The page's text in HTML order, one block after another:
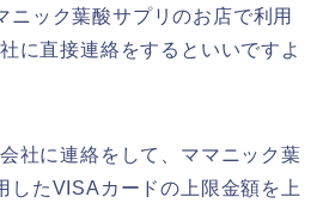
ニック葉酸サプリのお店で利用
に直接連絡をするといいですよ
社に連絡をして、ママニック葉
したVISAカードの上限金額を上